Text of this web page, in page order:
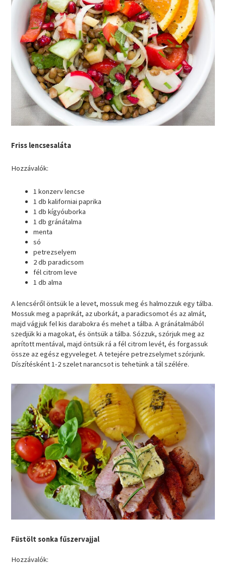
Friss lencsesaláta
Hozzávalók:
1 konzerv lencse
1 db kaliforniai paprika
1 db kígyóuborka
1 db gránátalma
menta
só
petrezselyem
2 db paradicsom
fél citrom leve
1 db alma
A lencséről öntsük le a levet, mossuk meg és halmozzuk egy tálba.
Mossuk meg a paprikát, az uborkát, a paradicsomot és az almát,
majd vágjuk fel kis darabokra és mehet a tálba. A gránátalmából
szedjük ki a magokat, és öntsük a tálba. Sózzuk, szórjuk meg az
aprított mentával, majd öntsük rá a fél citrom levét, és forgassuk
össze az egész egyveleget. A tetejére petrezselymet szórjunk.
Díszítésként 1-2 szelet narancsot is tehetünk a tál szélére.
Füstölt sonka fűszervajjal
Hozzávalók: